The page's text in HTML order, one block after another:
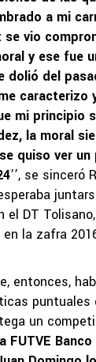
a mi
se vio
y ese fue
dolió del
caracterizo
mi principio
la moral
quiso ver un
’’, se sinceró
el DT
la zafra
entonces,
puntuales
un
FUTVE